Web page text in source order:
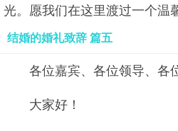
光。愿我们在这里渡过一个温
结婚的婚礼致辞 篇五
各位嘉宾、各位领导、各
大家好！